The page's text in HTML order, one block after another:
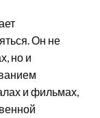
Он не
но и
и фильмах,